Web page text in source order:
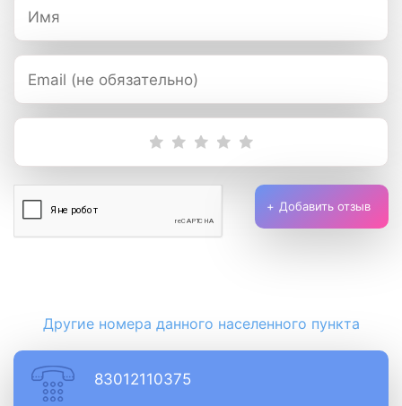
Добавить отзыв
Другие номера данного населенного пункта
83012110375